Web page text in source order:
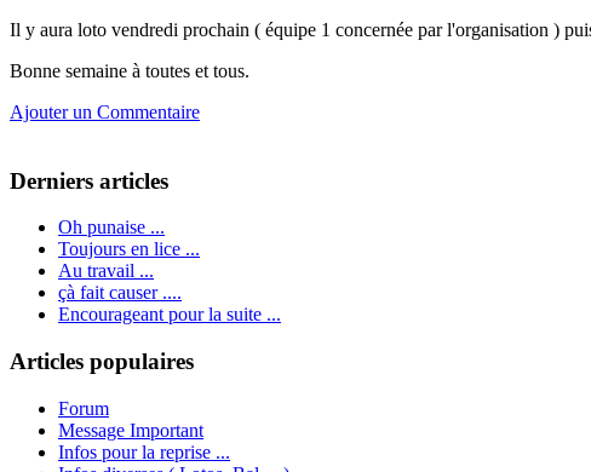
Il y aura loto vendredi prochain ( équipe 1 concernée par l'organisation )
Bonne semaine à toutes et tous.
Ajouter un Commentaire
Derniers articles
Oh punaise ...
Toujours en lice ...
Au travail ...
çà fait causer ....
Encourageant pour la suite ...
Articles populaires
Forum
Message Important
Infos pour la reprise ...